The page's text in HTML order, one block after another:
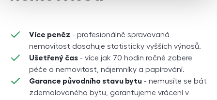
Více peněz - profesionálně spravovaná
nemovitost dosahuje statisticky vyšších výnosů.
Ušetřený čas - více jak 70 hodin ročně zabere
péče o nemovitost, nájemníky a papírování.
Garance původního stavu bytu - nemusíte se bát
zdemolovaného bytu, garantujeme vrácení v